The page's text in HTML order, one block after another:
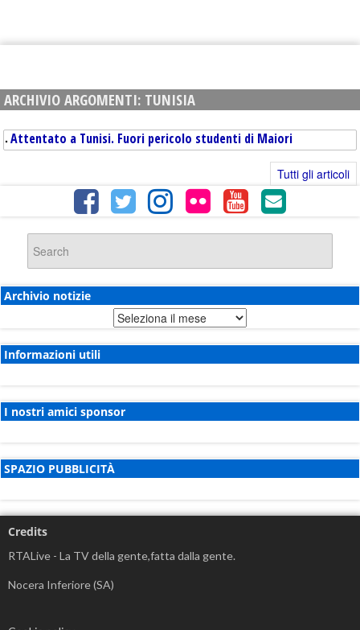
ARCHIVIO ARGOMENTI: TUNISIA
Attentato a Tunisi. Fuori pericolo studenti di Maiori
Tutti gli articoli
Archivio notizie
Archivio
Informazioni utili
I nostri amici sponsor
SPAZIO PUBBLICITÀ
Credits
RTALive - La TV della gente,fatta dalla gente.
Nocera Inferiore (SA)